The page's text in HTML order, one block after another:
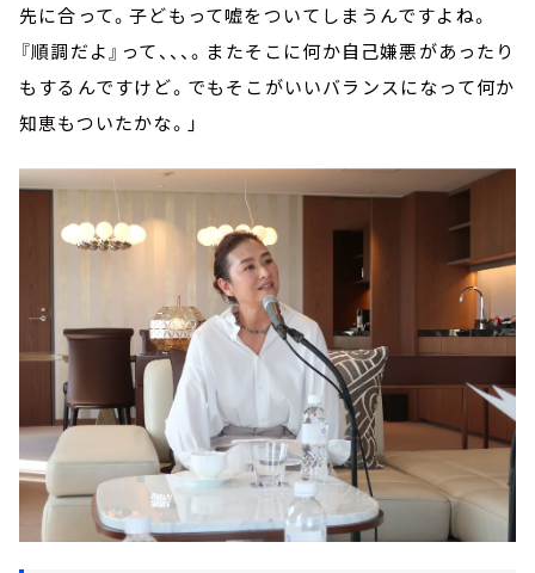
先に合って。子どもって嘘をついてしまうんですよね。
『順調だよ』って、、、。またそこに何か自己嫌悪があったり
もするんですけど。でもそこがいいバランスになって何か
知恵もついたかな。」